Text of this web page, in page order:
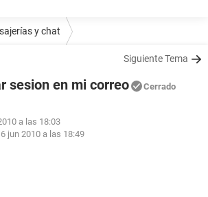
y chat
Siguiente Tema
sesion en mi correo Cerrado
a las 18:03
6 jun 2010 a las 18:49